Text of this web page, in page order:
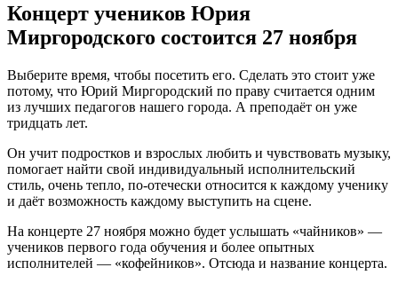
Концерт учеников Юрия
Миргородского состоится 27 ноября
Выберите время, чтобы посетить его. Сделать это стоит уже
потому, что Юрий Миргородский по праву считается одним
из лучших педагогов нашего города. А преподаёт он уже
тридцать лет.
Он учит подростков и взрослых любить и чувствовать музыку,
помогает найти свой индивидуальный исполнительский
стиль, очень тепло, по-отечески относится к каждому ученику
и даёт возможность каждому выступить на сцене.
На концерте 27 ноября можно будет услышать «чайников» —
учеников первого года обучения и более опытных
исполнителей — «кофейников». Отсюда и название концерта.